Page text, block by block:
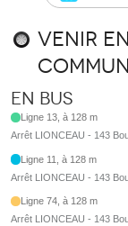
Venir
commun
En bus
Ligne 13, à 128 m
Arrêt LIONCEAU - 143
Ligne 11, à 128 m
Arrêt LIONCEAU - 143
Ligne 74, à 128 m
Arrêt LIONCEAU - 143